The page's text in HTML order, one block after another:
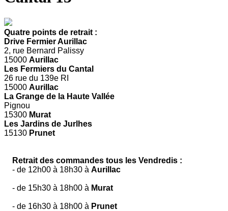
Quatre points de retrait :
Drive Fermier Aurillac
2, rue Bernard Palissy
15000 Aurillac
Les Fermiers du Cantal
26 rue du 139e RI
15000 Aurillac
La Grange de la Haute Vallée
Pignou
15300 Murat
Les Jardins de Jurlhes
15130 Prunet
Retrait des commandes tous les Vendredis :
- de 12h00 à 18h30 à Aurillac
- de 15h30 à 18h00 à Murat
- de 16h30 à 18h00 à Prunet